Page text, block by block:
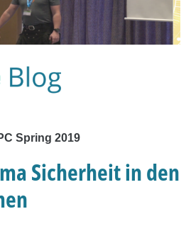
Spring 2019
Sicherheit in den